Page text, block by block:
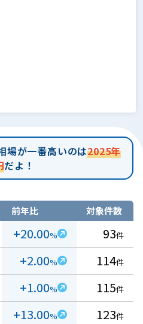
場が一番高いのは2025年
だよ！
前年比
対象件数
+20.00% 93件
+2.00% 114件
+1.00% 115件
+13.00% 123件